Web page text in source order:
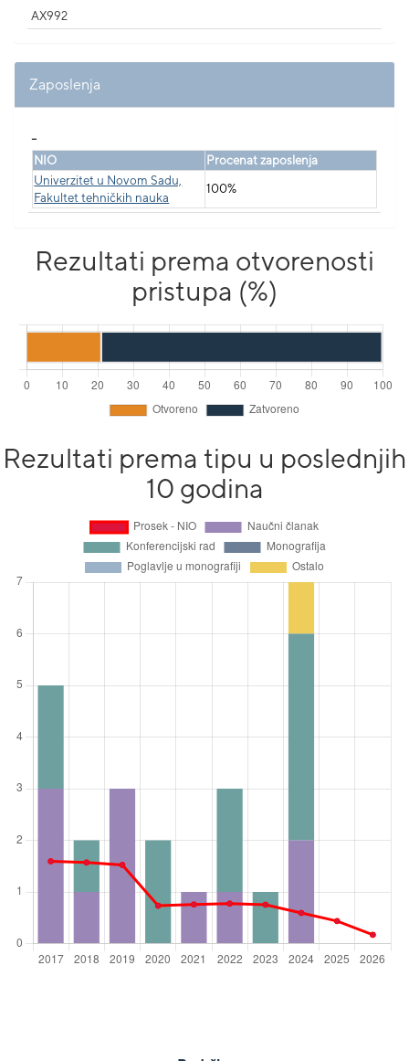
AX992
Zaposlenja
NIO
Procenat zaposlenja
Univerzitet u Novom Sadu,
Fakultet tehničkih nauka
100%
Rezultati prema otvorenosti
pristupa (%)
Rezultati prema tipu u poslednjih
10 godina